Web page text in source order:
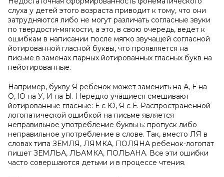
слуха у детей этого возраста приводит к тому, что они
затрудняются либо не могут различать согласные звуки
по твердости-мягкости, а это, в свою очередь, ведет к
ошибкам в написании после мягко звучащей согласной
йотированной гласной буквы, что проявляется на
письме в заменах парных йотированных гласных букв на
нейотированные.
Например, букву Я ребенок может заменить на А, Ё на
О, Ю на У, И на Ы. Нередко учащиеся смешивают
йотированные гласные: Ё с Ю, Я с Е. Распространенной
логопатической ошибкой на письме является
неправильное употребление буквы ь: пропуск либо
неправильное употребление в слове. Так, вместо ЛЯ в
словах типа ЗЕМЛЯ, ЛЯМКА, ПОЛЯНА ребенок-логопат
пишет ЗЕМЛЬА, ЛЬАМКА, ПОЛЬАНА. Все эти ошибки
часто совершаются детьми и в процессе чтения.